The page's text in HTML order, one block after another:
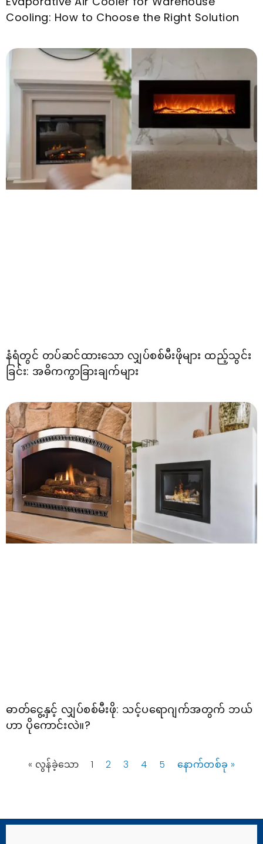
Cooling: How to Choose the Right Solution
နံရံတွင် တပ်ဆင်ထားသော လျှပ်စစ်မီးဖိုများ ထည့်သွင်း
ခြင်း: အဓိကကွာခြားချက်များ
ဓာတ်ငွေ့နှင့် လျှပ်စစ်မီးဖို: သင့်ပရောဂျက်အတွက် ဘယ်
ဟာ ပိုကောင်းလဲ။?
« လွန်ခဲ့သော 1 2 3 4 5 နောက်တစ်ခု »